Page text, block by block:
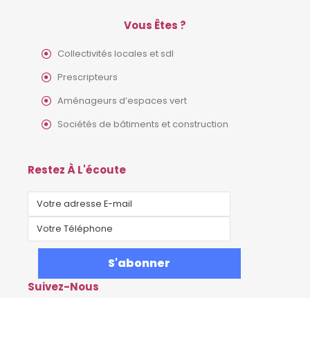
Vous Êtes ?
Collectivités locales et sdl
Prescripteurs
Aménageurs d’espaces vert
Sociétés de bâtiments et construction
Restez À L'écoute
Suivez-Nous